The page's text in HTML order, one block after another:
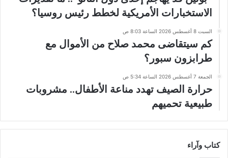
الاستخبارات الأمريكية لخطط رئيس روسيا؟
السبت 8 أغسطس 2026 الساعة 8:03 ص
كم سيتقاضى محمد صلاح من الأموال مع
طرابزون سبور؟
الجمعة 7 أغسطس 2026 الساعة 5:34 ص
حرارة الصيف تهدد مناعة الأطفال.. مشروبات
طبيعية تحميهم
كتاب وآراء